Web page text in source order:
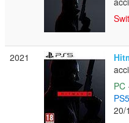
2021
PC
PS5
20/